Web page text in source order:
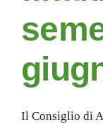
Il Consiglio di